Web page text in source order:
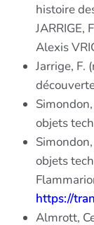
histoire
JARRIGE,
Alexis
Jarrige, F.
objets
objets
https://
Almrott,